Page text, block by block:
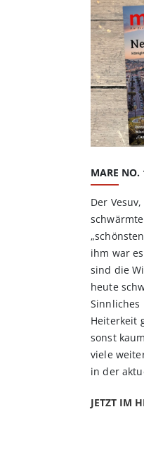
MARE NO.
Der
ihm war
sind die
heute
Sinnliches
Heiterkeit
sonst
viele
in der
JETZT IM